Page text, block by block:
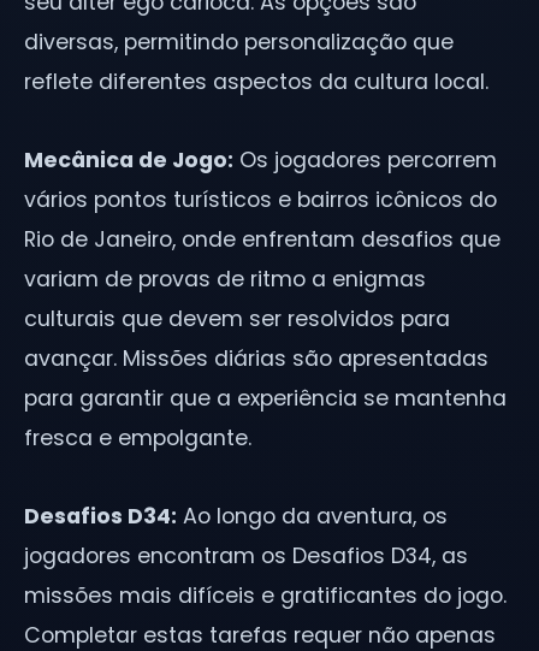
diversas, permitindo personalização que
reflete diferentes aspectos da cultura local.
Mecânica de Jogo: Os jogadores percorrem
vários pontos turísticos e bairros icônicos do
Rio de Janeiro, onde enfrentam desafios que
variam de provas de ritmo a enigmas
culturais que devem ser resolvidos para
avançar. Missões diárias são apresentadas
para garantir que a experiência se mantenha
fresca e empolgante.
Desafios D34: Ao longo da aventura, os
jogadores encontram os Desafios D34, as
missões mais difíceis e gratificantes do jogo.
Completar estas tarefas requer não apenas